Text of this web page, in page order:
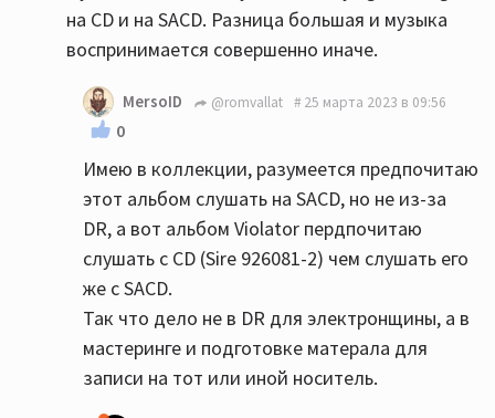
на CD и на SACD. Разница большая и музыка
воспринимается совершенно иначе.
MersoID @romvallat 25 марта 2023 в 09:56
0
Имею в коллекции, разумеется предпочитаю
этот альбом слушать на SACD, но не из-за
DR, а вот альбом Violator пердпочитаю
слушать с CD (Sire 926081-2) чем слушать его
же с SACD.
Так что дело не в DR для электронщины, а в
мастеринге и подготовке матерала для
записи на тот или иной носитель.